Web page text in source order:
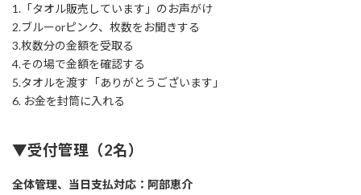
1.「タオル販売しています」のお声がけ
2.ブルーorピンク、枚数をお聞きする
3.枚数分の金額を受取る
4.その場で金額を確認する
5.タオルを渡す「ありがとうございます」
6. お金を封筒に入れる
▼受付管理（2名）
全体管理、当日支払対応：阿部恵介